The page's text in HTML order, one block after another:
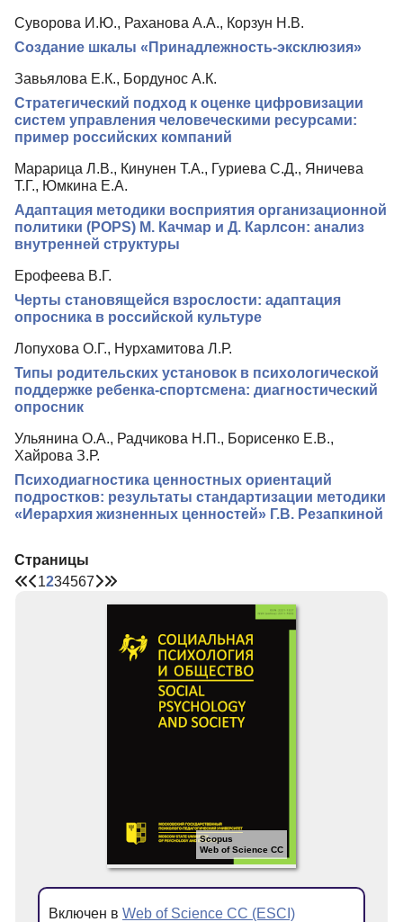
Суворова И.Ю., Раханова А.А., Корзун Н.В.
Создание шкалы «Принадлежность-эксклюзия»
Завьялова Е.К., Бордунос А.К.
Стратегический подход к оценке цифровизации
систем управления человеческими ресурсами:
пример российских компаний
Марарица Л.В., Кинунен Т.А., Гуриева С.Д., Яничева
Т.Г., Юмкина Е.А.
Адаптация методики восприятия организационной
политики (POPS) М. Качмар и Д. Карлсон: анализ
внутренней структуры
Ерофеева В.Г.
Черты становящейся взрослости: адаптация
опросника в российской культуре
Лопухова О.Г., Нурхамитова Л.Р.
Типы родительских установок в психологической
поддержке ребенка-спортсмена: диагностический
опросник
Ульянина О.А., Радчикова Н.П., Борисенко Е.В.,
Хайрова З.Р.
Психодиагностика ценностных ориентаций
подростков: результаты стандартизации методики
«Иерархия жизненных ценностей» Г.В. Резапкиной
Страницы
1234567
Scopus
Web of Science CC
Включен в Web of Science CC (ESCI)